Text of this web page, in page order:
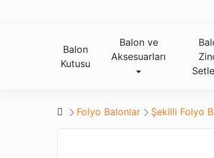
Balon
Kutusu
Balon ve
Aksesuarları
Folyo Balonlar Şekilli Folyo